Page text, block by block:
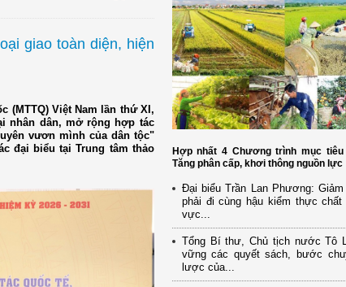
giao toàn diện, hiện
(MTTQ) Việt Nam lần thứ XI,
nhân dân, mở rộng hợp tác
vươn mình của dân tộc"
đại biểu tại Trung tâm thảo
Hợp nhất 4 Chương trình mục tiêu
Tăng phân cấp, khơi thông nguồn lực
Đại biểu Trần Lan Phương:
phải đi cùng hậu kiểm thực chất
vực...
Tổng Bí thư, Chủ tịch nước Tô
vững các quyết sách, bước
lược của...